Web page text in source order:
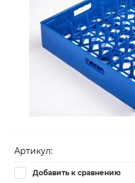
Артикул:
Добавить к сравнению